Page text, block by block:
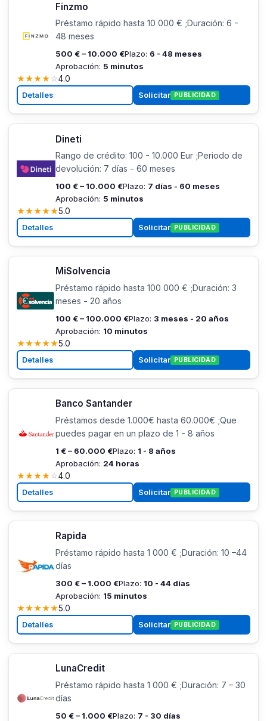
Finzmo
Préstamo rápido hasta 10 000 € ;Duración: 6 -
48 meses
500 € – 10.000 €Plazo: 6 - 48 meses
Aprobación: 5 minutos
★★★★☆4.0
Detalles Solicitar PUBLICIDAD
Dineti
Rango de crédito: 100 - 10.000 Eur ;Periodo de
devolución: 7 días - 60 meses
100 € – 10.000 €Plazo: 7 días - 60 meses
Aprobación: 5 minutos
★★★★★5.0
Detalles Solicitar PUBLICIDAD
MiSolvencia
Préstamo rápido hasta 100 000 € ;Duración: 3
meses - 20 años
100 € – 100.000 €Plazo: 3 meses - 20 años
Aprobación: 10 minutos
★★★★★5.0
Detalles Solicitar PUBLICIDAD
Banco Santander
Préstamos desde 1.000€ hasta 60.000€ ;Que
puedes pagar en un plazo de 1 - 8 años
1 € – 60.000 €Plazo: 1 - 8 años
Aprobación: 24 horas
★★★★☆4.0
Detalles Solicitar PUBLICIDAD
Rapida
Préstamo rápido hasta 1 000 € ;Duración: 10 –44
días
300 € – 1.000 €Plazo: 10 - 44 días
Aprobación: 15 minutos
★★★★★5.0
Detalles Solicitar PUBLICIDAD
LunaCredit
Préstamo rápido hasta 1 000 € ;Duración: 7 – 30
días
50 € – 1.000 €Plazo: 7 - 30 días